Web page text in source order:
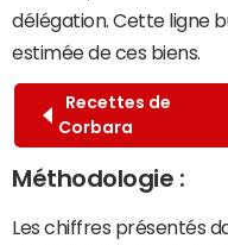
délégation. Cette ligne
estimée de ces biens.
Recettes de
Corbara
Méthodologie :
Les chiffres présentés